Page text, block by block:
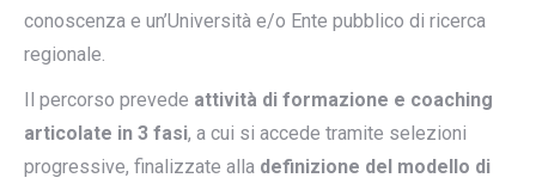
conoscenza e un’Università e/o Ente pubblico di ricerca
regionale.
Il percorso prevede attività di formazione e coaching
articolate in 3 fasi, a cui si accede tramite selezioni
progressive, finalizzate alla definizione del modello di